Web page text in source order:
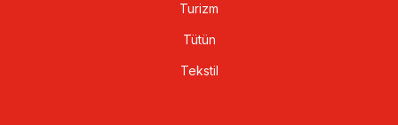
Turizm
Tütün
Tekstil